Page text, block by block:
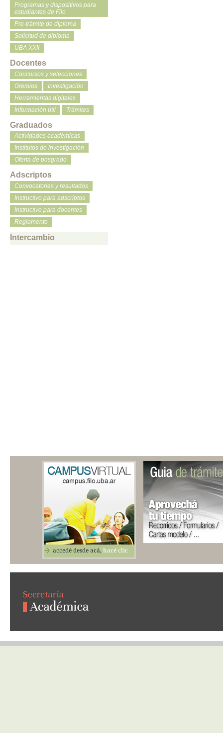
Programas y dispositivos para
estudiantes de Filo
Pre-trámite de diploma
Solicitud de diploma
UBA XXII
Docentes
Concursos y selecciones
Gremios
Investigación
Herramientas digitales
Información útil
Trámites
Graduados
Actividades académicas
Institutos de investigación
Oferta de posgrado
Adscriptos
Convocatorias y resultados
Instructivo para adscriptos
Instructivo para docentes
Reglamento
Intercambio